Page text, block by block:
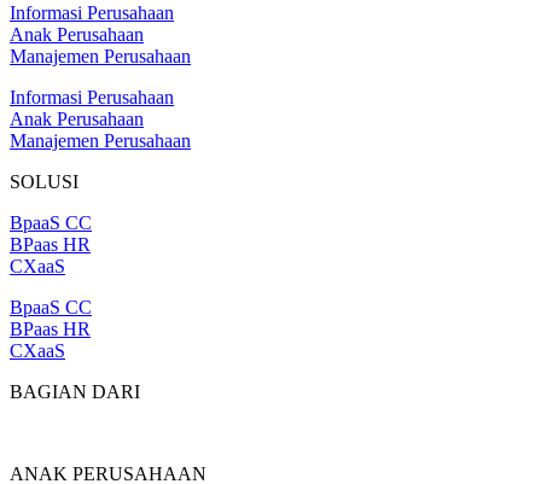
Informasi Perusahaan
Anak Perusahaan
Manajemen Perusahaan
Informasi Perusahaan
Anak Perusahaan
Manajemen Perusahaan
SOLUSI
BpaaS CC
BPaas HR
CXaaS
BpaaS CC
BPaas HR
CXaaS
BAGIAN DARI
ANAK PERUSAHAAN